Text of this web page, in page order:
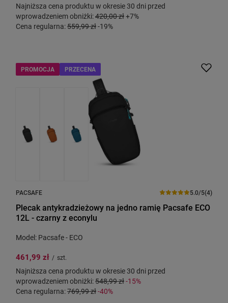
Najniższa cena produktu w okresie 30 dni przed
wprowadzeniem obniżki:420,00 zł+7%
Cena regularna:559,99 zł-19%
PROMOCJA PRZECENA
PACSAFE 5.0/5(4)
Plecak antykradzieżowy na jedno ramię Pacsafe ECO
12L - czarny z econylu
Model: Pacsafe - ECO
461,99 zł / szt.
Najniższa cena produktu w okresie 30 dni przed
wprowadzeniem obniżki:548,99 zł-15%
Cena regularna:769,99 zł-40%